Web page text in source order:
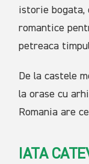
istorie
romantice
petreaca
De la castele
la orase cu
Romania are
IATA